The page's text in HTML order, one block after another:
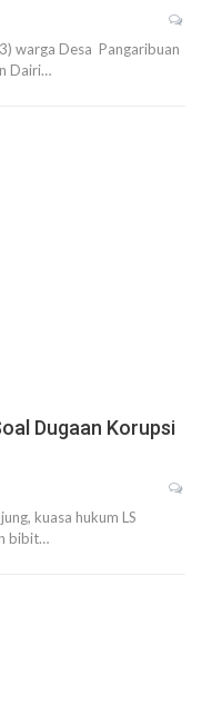
warga Desa Pangaribuan
Dairi…
Dugaan Korupsi
kuasa hukum LS
bibit…